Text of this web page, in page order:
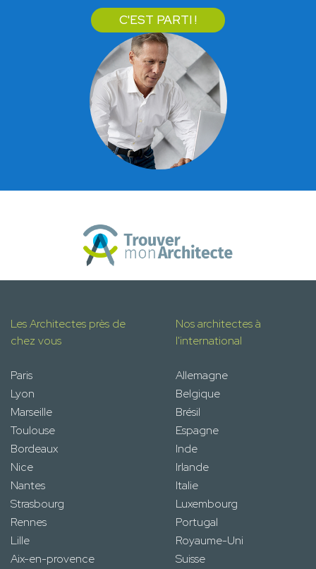
C'EST PARTI !
Les Architectes près de
chez vous
Paris
Lyon
Marseille
Toulouse
Bordeaux
Nice
Nantes
Strasbourg
Rennes
Lille
Aix-en-provence
Nos architectes à
l'international
Allemagne
Belgique
Brésil
Espagne
Inde
Irlande
Italie
Luxembourg
Portugal
Royaume-Uni
Suisse